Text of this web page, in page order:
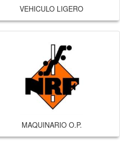
VEHICULO LIGERO
MAQUINARIO O.P.